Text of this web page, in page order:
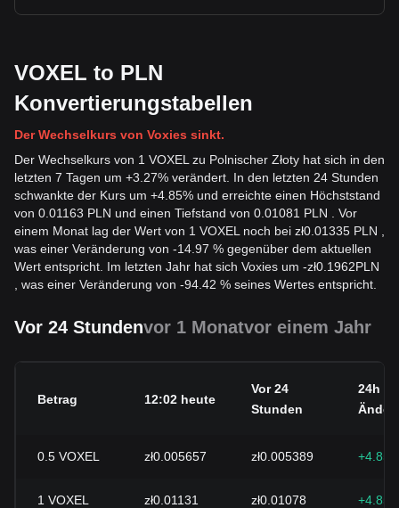
VOXEL to PLN
Konvertierungstabellen
Der Wechselkurs von Voxies sinkt.
Der Wechselkurs von 1 VOXEL zu Polnischer Złoty hat sich in den
letzten 7 Tagen um +3.27% verändert. In den letzten 24 Stunden
schwankte der Kurs um +4.85% und erreichte einen Höchststand
von 0.01163 PLN und einen Tiefstand von 0.01081 PLN . Vor
einem Monat lag der Wert von 1 VOXEL noch bei zł0.01335 PLN ,
was einer Veränderung von -14.97 % gegenüber dem aktuellen
Wert entspricht. Im letzten Jahr hat sich Voxies um -zł0.1962PLN
, was einer Veränderung von -94.42 % seines Wertes entspricht.
Vor 24 Stundenvor 1 Monatvor einem Jahr
Betrag 12:02 heute
Vor 24
Stunden
24h
0.5 VOXEL zł0.005657 zł0.005389
1 VOXEL zł0.01131 zł0.01078